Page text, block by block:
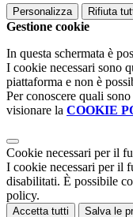
Personalizza Rifiuta
Gestione cookie
In questa schermata è
I cookie necessari sono
piattaforma e non è
Per conoscere quali
visionare la COOKIE
Cookie necessari per il
I cookie necessari per il
disabilitati. È possibile
policy.
Accetta tutti Salva le